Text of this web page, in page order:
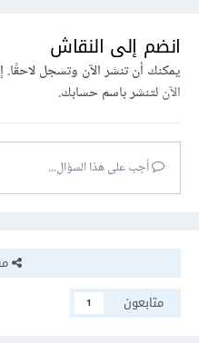
انضم إلى النقاش
يمكنك أن تنشر الآن وتسجل
الآنلتنشر باسم حسابك.
أجب على هذا السؤال...
متابعون
1